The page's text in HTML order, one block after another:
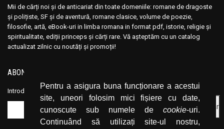
Pentru a asigura buna funcționare a acestui
site, uneori folosim mici fișiere cu date,
cunoscute sub numele de cookie-uri.
Continuând să utilizați site-ul nostru,
Mii de cărți noi și de anticariat din toate domeniile: romane de dragoste
și polițiste, SF și de aventură, romane clasice, volume de poezie,
filosofie, artă, eBook-uri in limba romana in format pdf, istorie, religie și
spiritualitate, ediții princeps și cărți rare. Vă așteptăm cu un catalog
actualizat zilnic cu noutăți și promoții!
ABONEAZĂ-TE LA NEWSLETTER
Introduceți adresa dvs. de email și dați click pe butonul de abonare.